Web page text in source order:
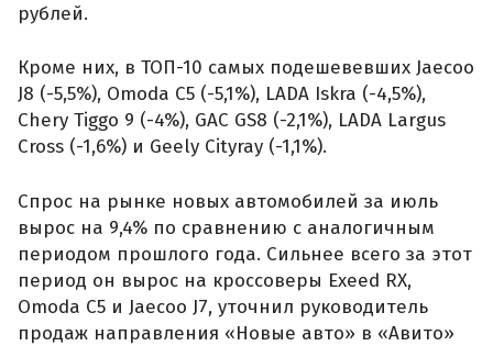
рублей.
Кроме них, в ТОП-10 самых подешевевших Jaecoo
J8 (-5,5%), Omoda C5 (-5,1%), LADA Iskra (-4,5%),
Chery Tiggo 9 (-4%), GAC GS8 (-2,1%), LADA Largus
Cross (-1,6%) и Geely Cityray (-1,1%).
Спрос на рынке новых автомобилей за июль
вырос на 9,4% по сравнению с аналогичным
периодом прошлого года. Сильнее всего за этот
период он вырос на кроссоверы Exeed RX,
Omoda C5 и Jaecoo J7, уточнил руководитель
продаж направления «Новые авто» в «Авито»